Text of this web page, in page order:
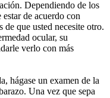
Dependiendo de los
de acuerdo con
de que usted necesite otro.
ocular, su
verlo con más
hágase un examen de la
Una vez que sepa